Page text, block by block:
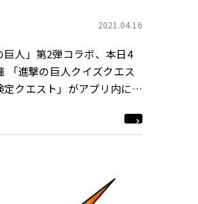
2021.04.16
巨人」第2弾コラボ、本日4
「進撃の巨人クイズクエス
定クエスト」がアプリ内に登